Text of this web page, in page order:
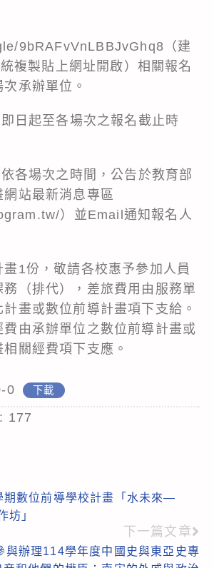
9bRAFvVnLBBJvGhq8（建
複製貼上網址開啟）相關報名
承辦單位。
日起至各場次之報名截止時
各場次之時間，公告於教育部
站最新消息專區
）並Email通知報名人
畫1份，敬請各校惠予參加人員
務（排代），差旅費用由服務單
畫或數位前導計畫項下支給。
費由承辦單位之數位前導計畫或
關經費項下支應。
0 下載
177
期數位前導學校計畫「水未來—
坊」
下一篇文章
與辦理114學年度中國史與東亞史專